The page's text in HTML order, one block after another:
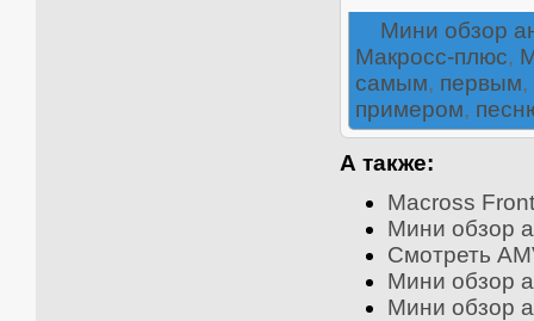
Мини обзор
Макросс-плюс,
самым, первым,
примером,
А также:
Macross
Мини обзор
Смотреть
Мини обзор
Мини обзор